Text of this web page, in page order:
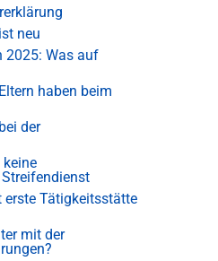
neu
2025: Was auf
haben beim
der
erste Tätigkeitsstätte
mit der